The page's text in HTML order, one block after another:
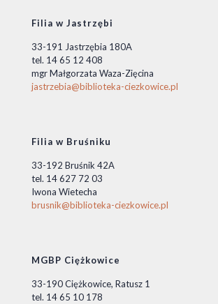
Filia w Jastrzębi
33-191 Jastrzębia 180A
tel. 14 65 12 408
mgr Małgorzata Waza-Zięcina
jastrzebia@biblioteka-ciezkowice.pl
Filia w Bruśniku
33-192 Bruśnik 42A
tel. 14 627 72 03
Iwona Wietecha
brusnik@biblioteka-ciezkowice.pl
MGBP Ciężkowice
33-190 Ciężkowice, Ratusz 1
tel. 14 65 10 178